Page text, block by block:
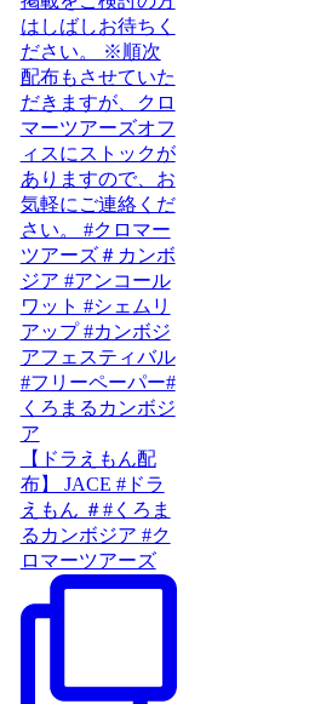
【ドラえもん配
布】 JACE #ドラ
えもん ＃#くろま
るカンボジア #ク
ロマーツアーズ